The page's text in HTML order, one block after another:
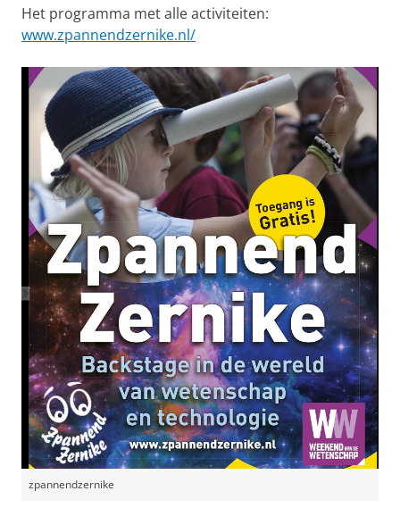
Het programma met alle activiteiten:
www.zpannendzernike.nl/
zpannendzernike